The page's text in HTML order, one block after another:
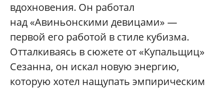
вдохновения. Он работал
над «Авиньонскими девицами» —
первой его работой в стиле кубизма.
Отталкиваясь в сюжете от «Купальщиц»
Сезанна, он искал новую энергию,
которую хотел нащупать эмпирическим